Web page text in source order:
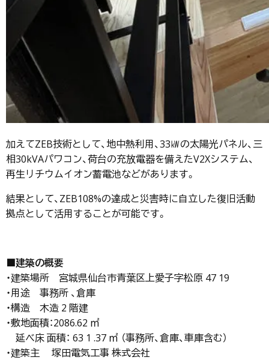
加えてZEB技術として、地中熱利用、33㎾の太陽光パネル、三
相30kVAパワコン、荷台の充放電器を備えたV2Xシステム、
再生リチウムイオン蓄電池などがあります。
結果として、ZEB108%の達成と災害時に自立した復旧活動
拠点として活用することが可能です。
■建築の概要
・建築場所 宮城県仙台市青葉区上愛子字松原 47 19
・用途 事務所 、倉庫
・構造 木造 2 階建
・敷地面積：2086.62 ㎡
延べ床 面積： 63 1 .37 ㎡ （事務所、倉庫、車庫含む）
・建築主 塚田電気工事 株式会社